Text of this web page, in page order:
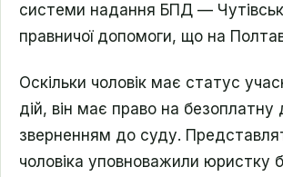
системи надання БПД —
правничої допомоги, що на
Оскільки чоловік має статус
дій, він має право на безоплатну
зверненням до суду.
чоловіка уповноважили юристку